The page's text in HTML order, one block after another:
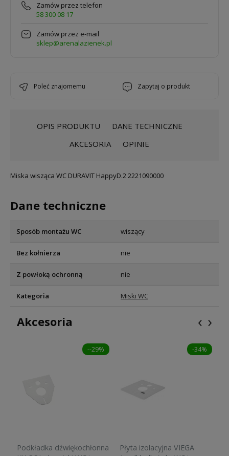
Zamów przez telefon
58 300 08 17
Zamów przez e-mail
sklep@arenalazienek.pl
poleć znajomemu zapytaj o produkt
OPIS PRODUKTU
DANE TECHNICZNE
AKCESORIA
OPINIE
Miska wisząca WC DURAVIT HappyD.2 2221090000
Dane techniczne
Sposób montażu WC wiszący
Bez kołnierza nie
Z powłoką ochronną nie
Kategoria Miski WC
Akcesoria
--29%
Podkładka dźwiękochłonna
-34%
Płyta izolacyjna VIEGA
‹ ›